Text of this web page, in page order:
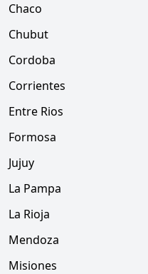
Chaco
Chubut
Cordoba
Corrientes
Entre Rios
Formosa
Jujuy
La Pampa
La Rioja
Mendoza
Misiones